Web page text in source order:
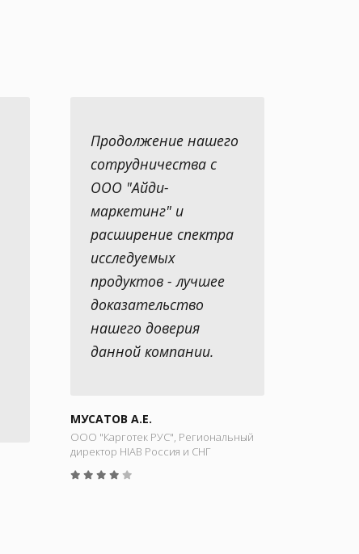
Продолжение нашего
сотрудничества с
ООО "Айди-
маркетинг" и
расширение спектра
исследуемых
продуктов - лучшее
доказательство
нашего доверия
данной компании.
МУСАТОВ А.Е.
ООО "Карготек РУС", Региональный
директор HIAB Россия и СНГ